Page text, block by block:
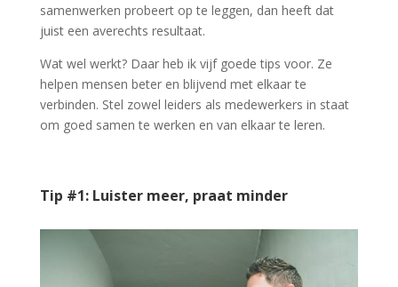
samenwerken probeert op te leggen, dan heeft dat
juist een averechts resultaat.
Wat wel werkt? Daar heb ik vijf goede tips voor. Ze
helpen mensen beter en blijvend met elkaar te
verbinden. Stel zowel leiders als medewerkers in staat
om goed samen te werken en van elkaar te leren.
Tip #1: Luister meer, praat minder